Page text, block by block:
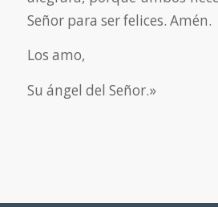
Señor para ser felices. Amén.
Los amo,
Su ángel del Señor.»